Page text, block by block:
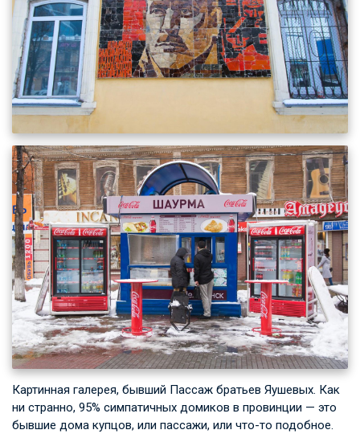
Картинная галерея, бывший Пассаж братьев Яушевых. Как
ни странно, 95% симпатичных домиков в провинции — это
бывшие дома купцов, или пассажи, или что-то подобное.